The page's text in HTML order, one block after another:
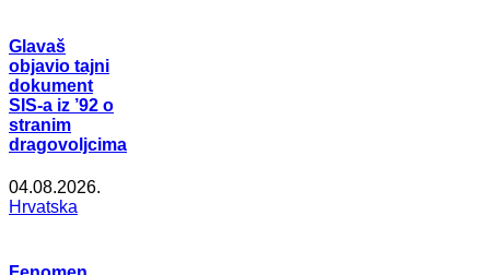
Glavaš
objavio tajni
dokument
SIS-a iz ’92 o
stranim
dragovoljcima
04.08.2026.
Hrvatska